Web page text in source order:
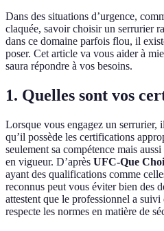
Dans des situations d’urgence,
claquée, savoir choisir un serrurier
dans ce domaine parfois flou, il
poser. Cet article va vous aider à
saura répondre à vos besoins.
1. Quelles sont vos
Lorsque vous engagez un serrurier,
qu’il possède les certifications
seulement sa compétence mais
en vigueur. D’après UFC-Que
ayant des qualifications comme
reconnus peut vous éviter bien des
attestent que le professionnel a
respecte les normes en matière de